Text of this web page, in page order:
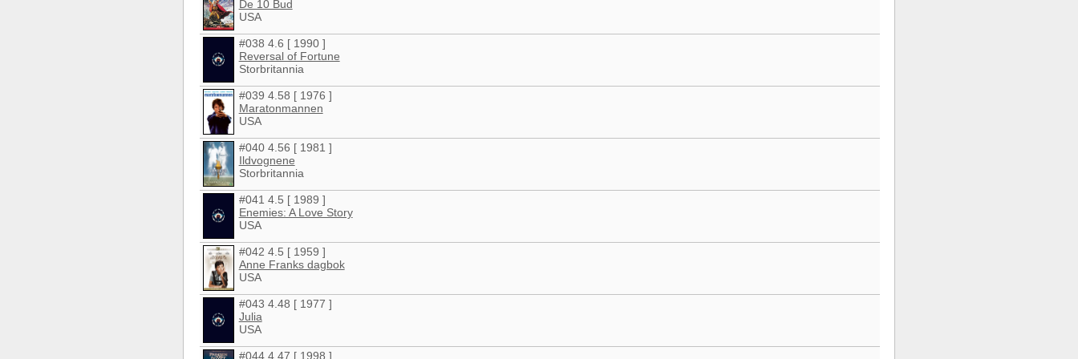
De 10 Bud
USA
#038 4.6 [ 1990 ]
Reversal of Fortune
Storbritannia
#039 4.58 [ 1976 ]
Maratonmannen
USA
#040 4.56 [ 1981 ]
Ildvognene
Storbritannia
#041 4.5 [ 1989 ]
Enemies: A Love Story
USA
#042 4.5 [ 1959 ]
Anne Franks dagbok
USA
#043 4.48 [ 1977 ]
Julia
USA
#044 4.47 [ 1998 ]